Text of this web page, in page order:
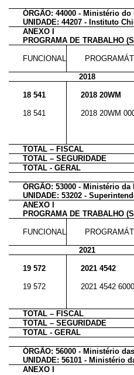
ÓRGÃO: 44000 - Ministério
UNIDADE: 44207 - Instituto
ANEXO I
PROGRAMA DE TRABALHO
FUNCIONAL
2018
18 541
2018 20WM
18 541
2018 20WM
TOTAL – FISCAL
TOTAL – SEGURIDADE
TOTAL - GERAL
ÓRGÃO: 53000 - Ministério da
UNIDADE: 53202 -
ANEXO I
PROGRAMA DE TRABALHO
FUNCIONAL
2021
19 572
2021 4542
19 572
2021 4542 6000
TOTAL – FISCAL
TOTAL – SEGURIDADE
TOTAL - GERAL
ÓRGÃO: 56000 - Ministério
UNIDADE: 56101 - Ministério
ANEXO I